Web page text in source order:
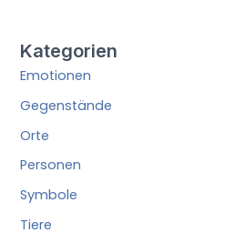
Kategorien
Emotionen
Gegenstände
Orte
Personen
Symbole
Tiere